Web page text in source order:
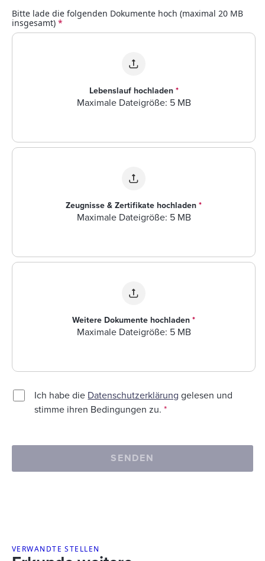
Bitte lade die folgenden Dokumente hoch (maximal 20 MB
insgesamt) *
Lebenslauf hochladen *
Maximale Dateigröße: 5 MB
Zeugnisse & Zertifikate hochladen *
Maximale Dateigröße: 5 MB
Weitere Dokumente hochladen *
Maximale Dateigröße: 5 MB
Ich habe die Datenschutzerklärung gelesen und
stimme ihren Bedingungen zu.*
SENDEN
VERWANDTE STELLEN